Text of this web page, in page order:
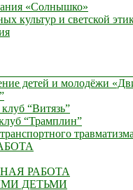
«Солнышко»
культур и светской
детей и молодёжи
“Витязь”
“Трамплин”
травматизма
РАБОТА
ДЕТЬМИ